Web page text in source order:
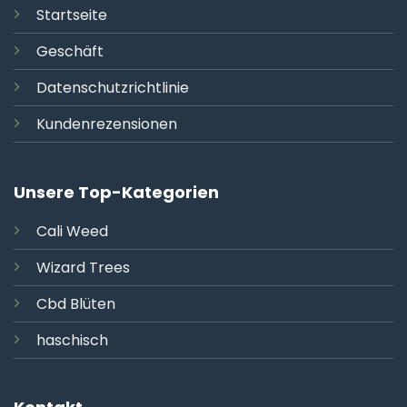
Startseite
Geschäft
Datenschutzrichtlinie
Kundenrezensionen
Unsere Top-Kategorien
CaliWeed
Wizard Trees
Cbd Blüten
haschisch